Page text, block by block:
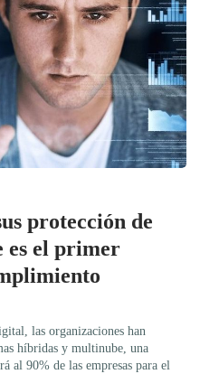
protección de
es el primer
las organizaciones han
híbridas y multinube, una
al 90% de las empresas para el